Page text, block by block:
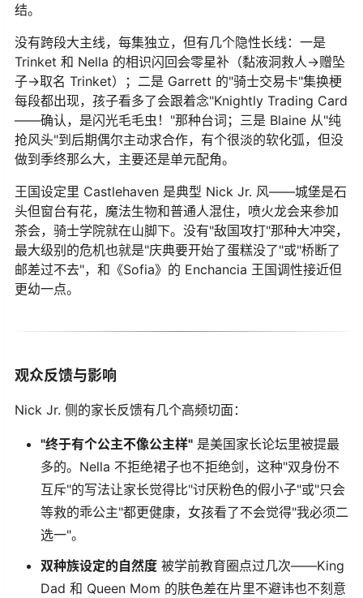
结。
没有跨段大主线，每集独立，但有几个隐性长线：一是
Trinket 和 Nella 的相识闪回会零星补（黏液洞救人→赠坠
子→取名 Trinket）；二是 Garrett 的"骑士交易卡"集换梗
每段都出现，孩子看多了会跟着念"Knightly Trading Card
——确认，是闪光毛毛虫！"那种台词；三是 Blaine 从"纯
抢风头"到后期偶尔主动求合作，有个很淡的软化弧，但没
做到季终那么大，主要还是单元配角。
王国设定里 Castlehaven 是典型 Nick Jr. 风——城堡是石
头但窗台有花，魔法生物和普通人混住，喷火龙会来参加
茶会，骑士学院就在山脚下。没有"敌国攻打"那种大冲突，
最大级别的危机也就是"庆典要开始了蛋糕没了"或"桥断了
邮差过不去"，和《Sofia》的 Enchancia 王国调性接近但
更幼一点。
观众反馈与影响
Nick Jr. 侧的家长反馈有几个高频切面：
"终于有个公主不像公主样" ​ 是美国家长论坛里被提最
多的。Nella 不拒绝裙子也不拒绝剑，这种"双身份不
互斥"的写法让家长觉得比"讨厌粉色的假小子"或"只会
等救的乖公主"都更健康，女孩看了不会觉得"我必须二
选一"。
双种族设定的自然度 ​ 被学前教育圈点过几次——King
Dad 和 Queen Mom 的肤色差在片里不避讳也不刻意